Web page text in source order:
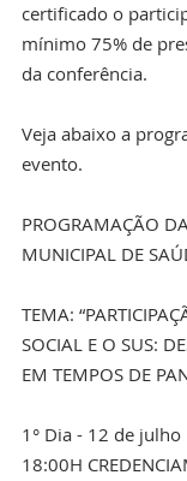
certificado o
mínimo 75% de
da conferência.
Veja abaixo a
evento.
PROGRAMAÇÃO
MUNICIPAL DE
TEMA:
SOCIAL E O SUS:
EM TEMPOS DE
1° Dia - 12 de julho
18:00H